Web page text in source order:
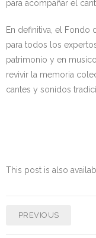
para acompañar el
En definitiva, el Fondo
para todos los
patrimonio y en
revivir la memoria
cantes y sonidos
This post is also
PREVIOUS